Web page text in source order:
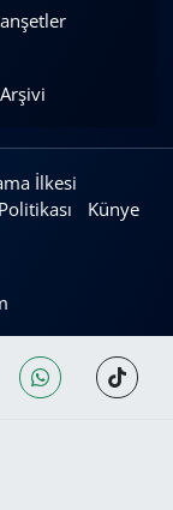
İlkesi
Künye